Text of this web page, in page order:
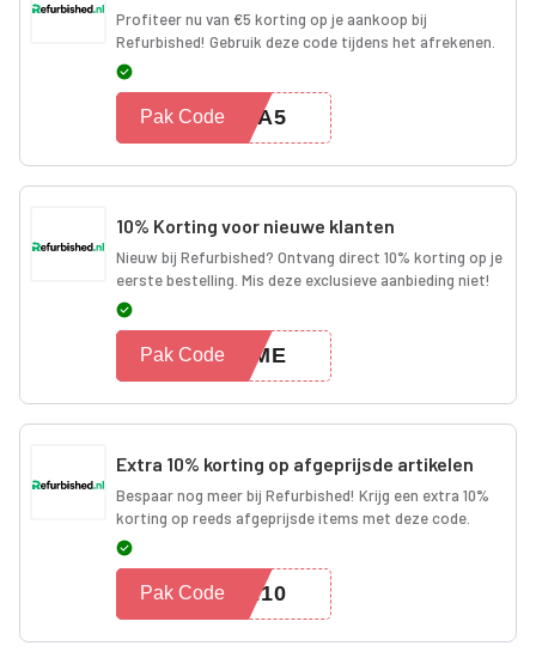
Profiteer nu van €5 korting op je aankoop bij
Refurbished! Gebruik deze code tijdens het afrekenen.
RA5
Pak Code
10% Korting voor nieuwe klanten
Nieuw bij Refurbished? Ontvang direct 10% korting op je
eerste bestelling. Mis deze exclusieve aanbieding niet!
OME
Pak Code
Extra 10% korting op afgeprijsde artikelen
Bespaar nog meer bij Refurbished! Krijg een extra 10%
korting op reeds afgeprijsde items met deze code.
E10
Pak Code